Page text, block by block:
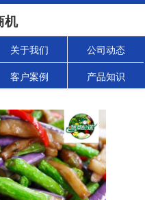
机
关于我们 公司动态
客户案例 产品知识